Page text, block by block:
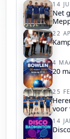
14
Net
22
4
20
25
voor
14